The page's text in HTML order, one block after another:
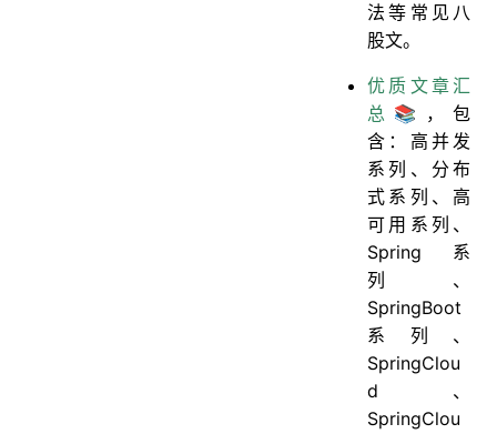
法等常见八
股文。
优质文章汇
总📚 ，包
含：高并发
系列、分布
式系列、高
可用系列、
Spring系
列、
SpringBoot
系列、
SpringClou
d、
SpringClou